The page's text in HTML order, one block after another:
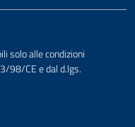
solo alle condizioni
98/CE e dal d.lgs.